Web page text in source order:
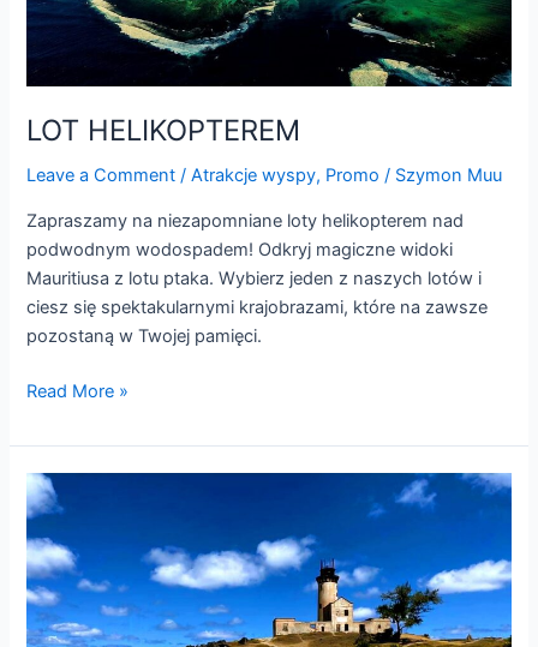
LOT HELIKOPTEREM
Leave a Comment /Atrakcje wyspy, Promo / Szymon Muu
Zapraszamy na niezapomniane loty helikopterem nad
podwodnym wodospadem! Odkryj magiczne widoki
Mauritiusa z lotu ptaka. Wybierz jeden z naszych lotów i
ciesz się spektakularnymi krajobrazami, które na zawsze
pozostaną w Twojej pamięci.
Read More »
5
WYSP
–
WYCIECZKA
CAŁODNIOWA
Z